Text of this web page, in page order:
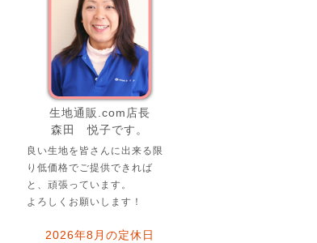
生地通販.com店長
森田 悦子です。
良い生地を皆さんに出来る限
り低価格でご提供できれば
と、頑張っています。
よろしくお願いします！
2026年8月の定休日